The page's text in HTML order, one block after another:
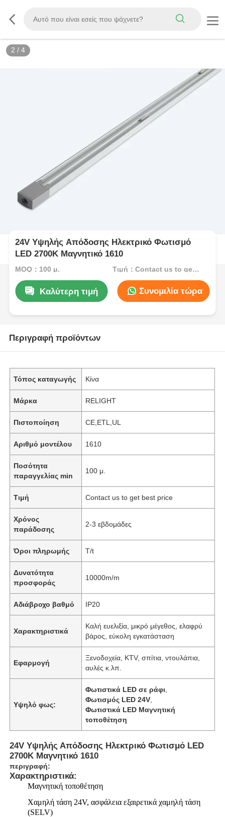
2 / 4
24V Υψηλής Απόδοσης Ηλεκτρικό Φωτισμό
LED 2700K Μαγνητικό 1610
MOQ：100 μ. Τιμή：Contact us to get best price
Καλύτερη τιμή Συνομιλία τώρα
Περιγραφή προϊόντων
Τόπος καταγωγής Κίνα
Μάρκα RELIGHT
Πιστοποίηση CE,ETL,UL
Αριθμό μοντέλου 1610
Ποσότητα
παραγγελίας min
100 μ.
Τιμή Contact us to get best price
Χρόνος
παράδοσης
2-3 εβδομάδες
Όροι πληρωμής T/t
Δυνατότητα
προσφοράς
10000m/m
Αδιάβροχο βαθμό IP20
Χαρακτηριστικά
Καλή ευελιξία, μικρό μέγεθος, ελαφρύ
βάρος, εύκολη εγκατάσταση
Εφαρμογή
Ξενοδοχεία, KTV, σπίτια, ντουλάπια,
αυλές κ.λπ.
Υψηλό φως:
Φωτιστικά LED σε ράφι
Φωτισμός LED 24V
Φωτιστικά LED Μαγνητική
τοποθέτηση
24V Υψηλής Απόδοσης Ηλεκτρικό Φωτισμό LED
2700K Μαγνητικό 1610
περιγραφή:
Χαρακτηριστικά:
Μαγνητική τοποθέτηση
Χαμηλή τάση 24V, ασφάλεια εξαιρετικά χαμηλή τάση
(SELV)